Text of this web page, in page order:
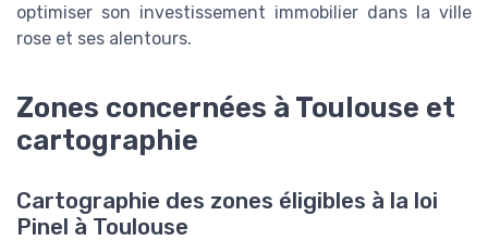
optimiser son investissement immobilier dans la ville
rose et ses alentours.
Zones concernées à Toulouse et
cartographie
Cartographie des zones éligibles à la loi
Pinel à Toulouse